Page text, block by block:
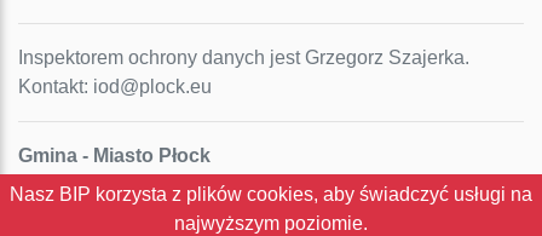
Inspektorem ochrony danych jest Grzegorz Szajerka.
Kontakt: iod@plock.eu
Gmina - Miasto Płock
Pl. Stary Rynek 1
Nasz BIP korzysta z plików cookies, aby świadczyć usługi na
najwyższym poziomie.